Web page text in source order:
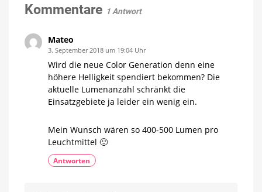
Kommentare 1 Antwort
Mateo
3. September 2018 um 19:04 Uhr
Wird die neue Color Generation denn eine
höhere Helligkeit spendiert bekommen? Die
aktuelle Lumenanzahl schränkt die
Einsatzgebiete ja leider ein wenig ein.
Mein Wunsch wären so 400-500 Lumen pro
Leuchtmittel 🙂
Antworten